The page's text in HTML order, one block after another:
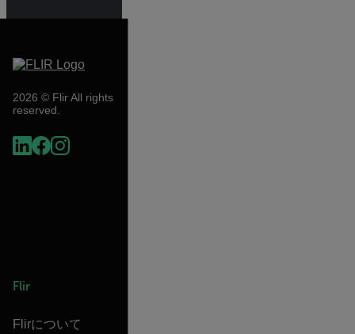
2026 © Flir All rights
reserved.
Flir
Flirについて